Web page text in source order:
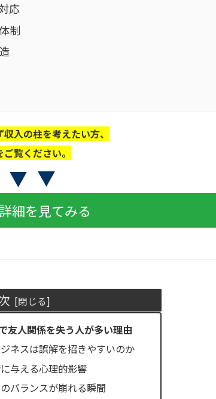
応
制
入の柱を考えたい方、
覧ください。
細を見てみる
友人関係を失う人が多い理由
ネスは誤解を招きやすいのか
与える心理的影響
バランスが崩れる瞬間